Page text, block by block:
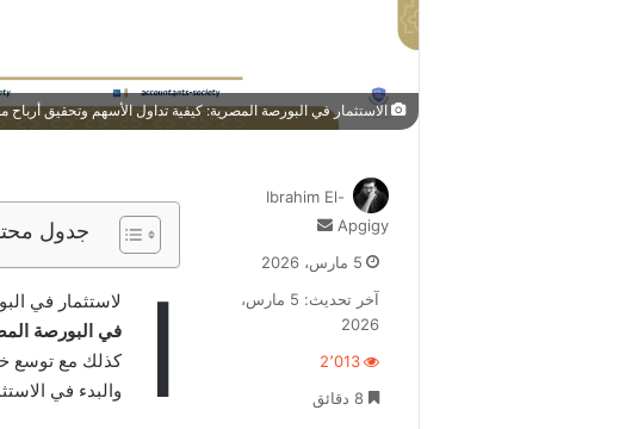
الاستثمار في البورصة المصرية: كيفية تداول الأسهم وتحقيق أرباح من
جدول
ا لاستثمار في
في البورصة
كذلك مع توسع
والبدء في
Ibrahim El-
Apgigy
أرسل
إلكترونيا
5 مارس، 2026
آخر تحديث: 5 مارس،
2026
2٬013